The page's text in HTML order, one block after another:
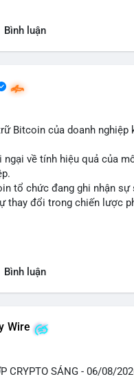
Bình luận
Bitcoin của doanh
ngại về tính hiệu quả của
tổ chức đang ghi nhận
thay đổi trong chiến lược
Bình luận
Wire
CRYPTO SÁNG - 06/08/